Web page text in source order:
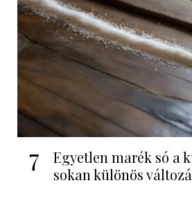
7
Egyetlen marék só a
sokan különös